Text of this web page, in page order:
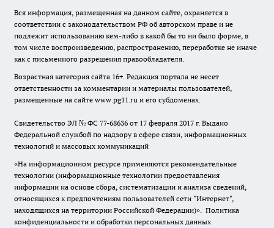
Вся информация, размещенная на данном сайте, охраняется в
соответствии с законодательством РФ об авторском праве и не
подлежит использованию кем-либо в какой бы то ни было форме, в
том числе воспроизведению, распространению, переработке не иначе
как с письменного разрешения правообладателя.
Возрастная категория сайта 16+. Редакция портала не несет
ответственности за комментарии и материалы пользователей,
размещенные на сайте www.pg11.ru и его субдоменах.
Свидетельство ЭЛ № ФС 77-68636 от 17 февраля 2017 г. Выдано
Федеральной службой по надзору в сфере связи, информационных
технологий и массовых коммуникаций
«На информационном ресурсе применяются рекомендательные
технологии (информационные технологии предоставления
информации на основе сбора, систематизации и анализа сведений,
относящихся к предпочтениям пользователей сети "Интернет",
находящихся на территории Российской Федерации)». Политика
конфиденциальности и обработки персональных данных